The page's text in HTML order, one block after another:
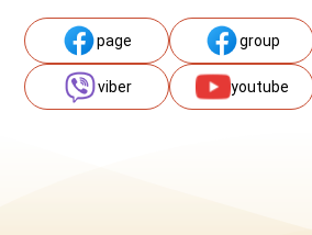
page group
viber youtube